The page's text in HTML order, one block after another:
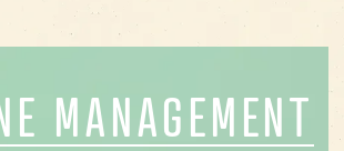
MANAGEMENT